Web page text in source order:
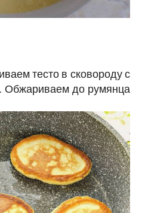
тесто в сковороду с
Обжариваем до румянца